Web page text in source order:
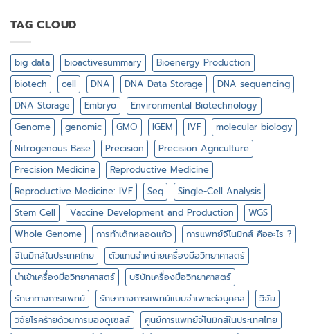
ระดับ
เซลล์
เดี่ยว
TAG CLOUD
big data bioactivesummary
Bioenergy Production
biotech
cell DNA DNA Data Storage
DNA sequencing
DNA Storage
Embryo
Environmental Biotechnology
Genome
genomic GMO IGEM IVF
molecular biology
Nitrogenous Base
Precision
Precision Agriculture
Precision Medicine
Reproductive Medicine
Reproductive Medicine: IVF
Seq
Single-Cell Analysis
Stem Cell
Vaccine Development and Production
WGS
Whole Genome
การทำเด็กหลอดแก้ว
การแพทย์จีโนมิกส์ คืออะไร ?
จีโนมิกส์ในประเทศไทย
ตัวแทนจำหน่ายเครื่องมือวิทยาศาสตร์
นำเข้าเครื่องมือวิทยาศาสตร์
บริษัทเครื่องมือวิทยาศาสตร์
รักษาทางการแพทย์
รักษาทางการแพทย์แบบจำเพาะต่อบุคคล
วิจัย
วิจัยโรคร้ายด้วยการมองดูเซลล์
ศูนย์การแพทย์จีโนมิกส์ในประเทศไทย